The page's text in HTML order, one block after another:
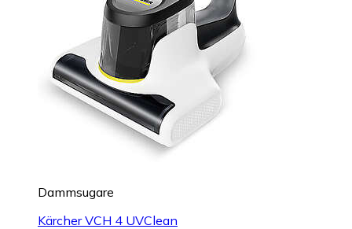
Dammsugare
Kärcher VCH 4 UVClean